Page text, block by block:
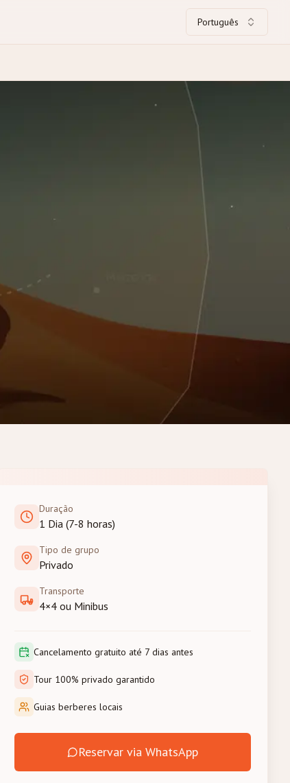
Português
Duração
1 Dia (7-8 horas)
Tipo de grupo
Privado
Transporte
4×4 ou Minibus
Cancelamento gratuito até 7 dias antes
Tour 100% privado garantido
Guias berberes locais
Reservar via WhatsApp